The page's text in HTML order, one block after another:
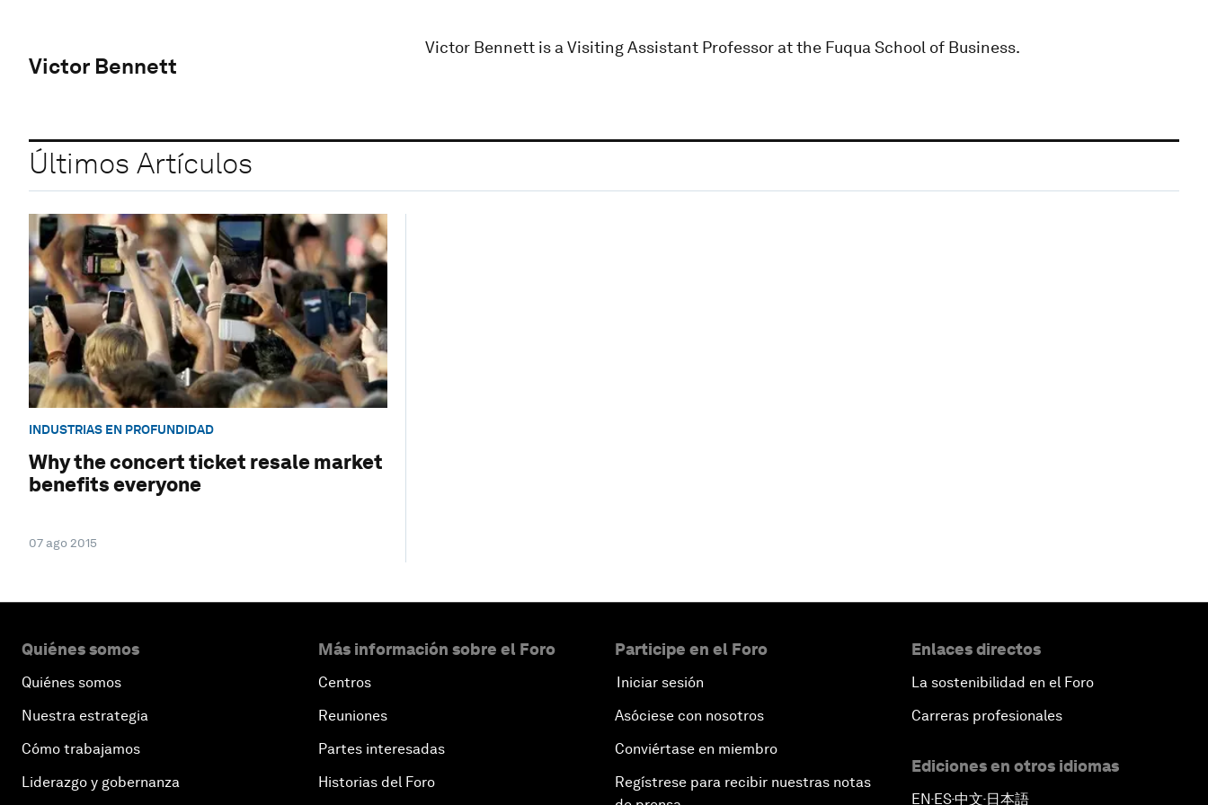
Victor Bennett
Victor Bennett is a Visiting Assistant Professor at the Fuqua School of Business.
Últimos Artículos
INDUSTRIAS EN PROFUNDIDAD
Why the concert ticket resale market
benefits everyone
07 ago 2015
Quiénes somos
Quiénes somos
Nuestra estrategia
Cómo trabajamos
Liderazgo y gobernanza
Más información sobre el Foro
Centros
Reuniones
Partes interesadas
Historias del Foro
Participe en el Foro
Iniciar sesión
Asóciese con nosotros
Conviértase en miembro
Regístrese para recibir nuestras notas
Enlaces directos
La sostenibilidad en el Foro
Carreras profesionales
Ediciones en otros idiomas
EN ▪ ES▪中文▪ 日本語